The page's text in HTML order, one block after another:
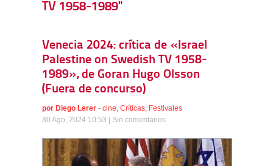
TV 1958-1989"
Venecia 2024: crítica de «Israel
Palestine on Swedish TV 1958-
1989», de Goran Hugo Olsson
(Fuera de concurso)
por Diego Lerer - cine, Críticas, Festivales
30 Ago, 2024 10:53 | Sin comentarios